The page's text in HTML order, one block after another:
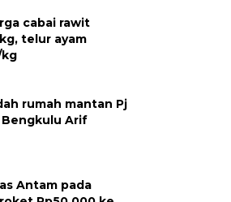
cabai rawit
telur ayam
kg
rumah mantan Pj
Bengkulu Arif
Antam pada